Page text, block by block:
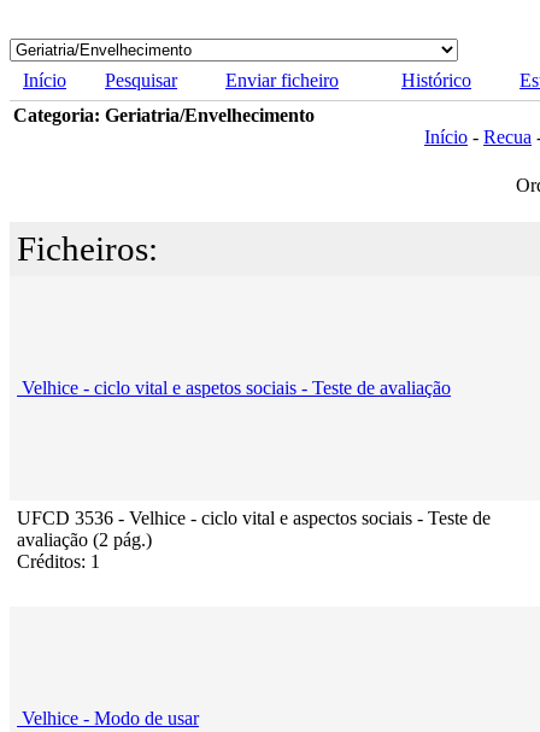
Início Pesquisar Enviar ficheiro Histórico
Categoria: Geriatria/Envelhecimento
Início - Recua
Ficheiros:
Velhice - ciclo vital e aspetos sociais - Teste de avaliação
UFCD 3536 - Velhice - ciclo vital e aspectos sociais - Teste de
avaliação (2 pág.)
Créditos: 1
Velhice - Modo de usar